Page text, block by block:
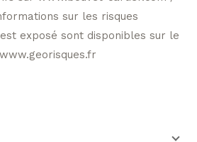
sur les risques
exposé sont disponibles sur le